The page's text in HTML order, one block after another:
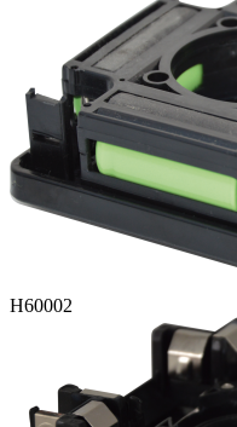
H60002